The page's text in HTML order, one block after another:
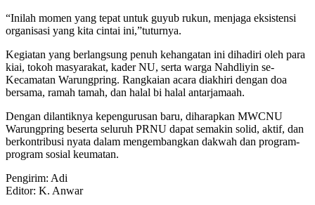
“Inilah momen yang tepat untuk guyub rukun, menjaga eksistensi
organisasi yang kita cintai ini,”tuturnya.
Kegiatan yang berlangsung penuh kehangatan ini dihadiri oleh para
kiai, tokoh masyarakat, kader NU, serta warga Nahdliyin se-
Kecamatan Warungpring. Rangkaian acara diakhiri dengan doa
bersama, ramah tamah, dan halal bi halal antarjamaah.
Dengan dilantiknya kepengurusan baru, diharapkan MWCNU
Warungpring beserta seluruh PRNU dapat semakin solid, aktif, dan
berkontribusi nyata dalam mengembangkan dakwah dan program-
program sosial keumatan.
Pengirim: Adi
Editor: K. Anwar